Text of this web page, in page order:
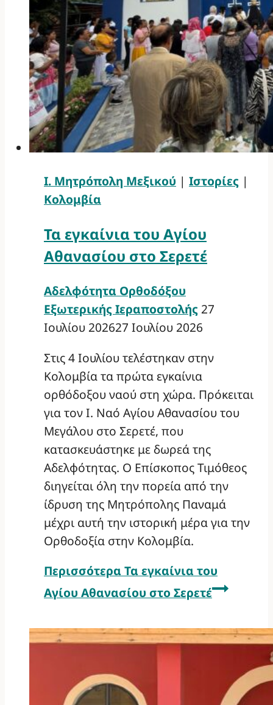
Ι. Μητρόπολη Μεξικού | Ιστορίες |
Κολομβία
Τα εγκαίνια του Αγίου
Αθανασίου στο Σερετέ
Αδελφότητα Ορθοδόξου
Εξωτερικής Ιεραποστολής 27
Ιουλίου 202627 Ιουλίου 2026
Στις 4 Ιουλίου τελέστηκαν στην
Κολομβία τα πρώτα εγκαίνια
ορθόδοξου ναού στη χώρα. Πρόκειται
για τον Ι. Ναό Αγίου Αθανασίου του
Μεγάλου στο Σερετέ, που
κατασκευάστηκε με δωρεά της
Αδελφότητας. Ο Επίσκοπος Τιμόθεος
διηγείται όλη την πορεία από την
ίδρυση της Μητρόπολης Παναμά
μέχρι αυτή την ιστορική μέρα για την
Ορθοδοξία στην Κολομβία.
Περισσότερα Τα εγκαίνια του
Αγίου Αθανασίου στο Σερετέ